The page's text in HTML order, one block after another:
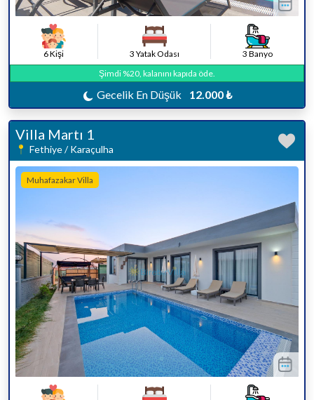
6 Kişi 3 Yatak Odası
3 Banyo
Şimdi %20, kalanını kapıda öde.
Gecelik En Düşük 12.000 ₺
Villa Martı 1
Fethiye / Karaçulha
Muhafazakar Villa